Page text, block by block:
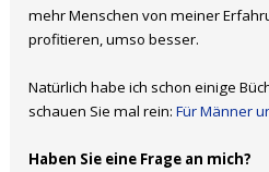
mehr Menschen von meiner
profitieren, umso besser.
Natürlich habe ich schon einige
schauen Sie mal rein:Für Männer
Haben Sie eine Frage an mich?